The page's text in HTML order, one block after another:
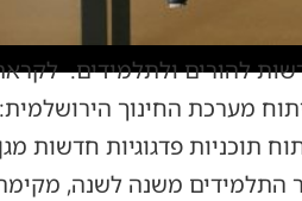
להורים ולתלמידים.
מערכת החינוך
תוכניות פדגוגיות חדשות
התלמידים משנה לשנה,